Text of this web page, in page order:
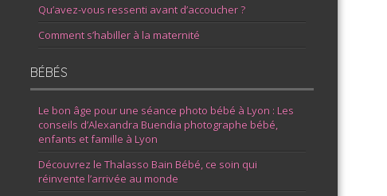
Qu’avez-vous ressenti avant d’accoucher ?
Comment s’habiller à la maternité
BÉBÉS
Le bon âge pour une séance photo bébé à Lyon : Les
conseils d’Alexandra Buendia photographe bébé,
enfants et famille à Lyon
Découvrez le Thalasso Bain Bébé, ce soin qui
réinvente l’arrivée au monde